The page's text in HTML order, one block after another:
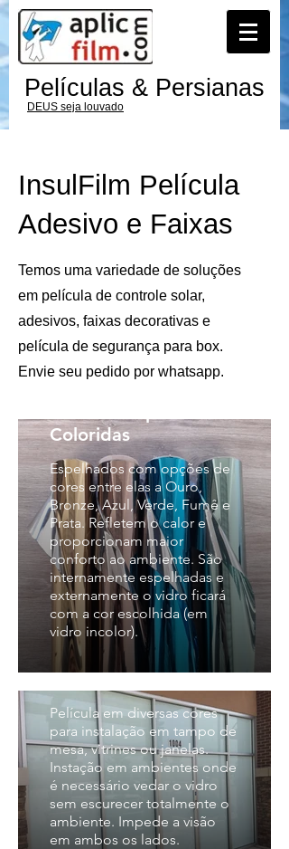
Películas & Persianas
DEUS seja louvado
InsulFilm Película
Adesivo e Faixas
Temos uma variedade de soluções
em película de controle solar,
adesivos, faixas decorativas e
película de segurança para box.
Envie seu pedido por whatsapp.
Coloridas
Espelhados com opções de
cores entre elas a Ouro,
Bronze, Azul, Verde, Fumê e
Prata. Refletem o calor e
proporcionam maior
conforto ao ambiente. São
internamente espelhadas e
externamente o vidro ficará
com a cor escolhida (em
vidro incolor).
Película Branca para
Mesas ou Vitrines
Película em diversas cores
para instalação em tampo de
mesa, vitrines ou janelas.
Instação em ambientes onde
é necessário vedar o vidro
sem escurecer totalmente o
ambiente. Impede a visão
em ambos os lados.